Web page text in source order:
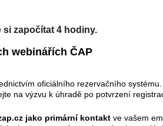
si započítat 4 hodiny.
webinářích ČAP
oficiálního rezervačního systému.
na výzvu k úhradě po potvrzení
jako primární kontaktve vašem